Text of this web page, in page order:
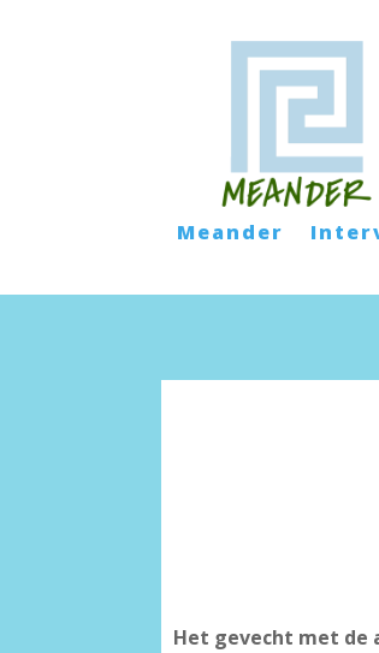
Meander
Het gevecht met de